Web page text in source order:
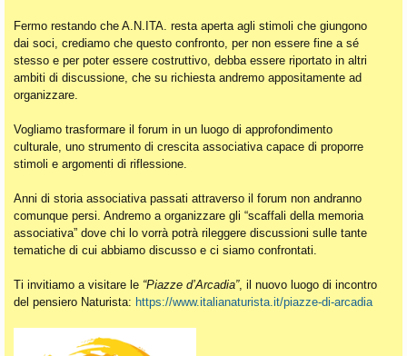
Fermo restando che A.N.ITA. resta aperta agli stimoli che giungono
dai soci, crediamo che questo confronto, per non essere fine a sé
stesso e per poter essere costruttivo, debba essere riportato in altri
ambiti di discussione, che su richiesta andremo appositamente ad
organizzare.
Vogliamo trasformare il forum in un luogo di approfondimento
culturale, uno strumento di crescita associativa capace di proporre
stimoli e argomenti di riflessione.
Anni di storia associativa passati attraverso il forum non andranno
comunque persi. Andremo a organizzare gli “scaffali della memoria
associativa” dove chi lo vorrà potrà rileggere discussioni sulle tante
tematiche di cui abbiamo discusso e ci siamo confrontati.
Ti invitiamo a visitare le “Piazze d’Arcadia”, il nuovo luogo di incontro
del pensiero Naturista: https://www.italianaturista.it/piazze-di-arcadia